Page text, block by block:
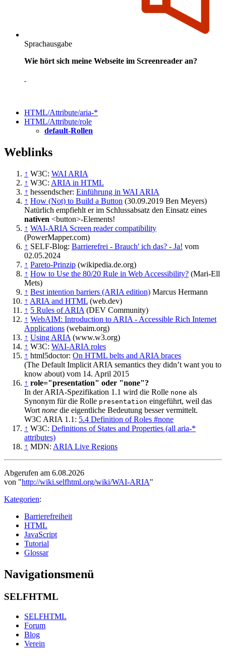
Sprachausgabe
Wie hört sich meine Webseite im Screenreader an?
HTML/Attribute/aria-*
HTML/Attribute/role
default-Rollen
Weblinks
↑ W3C: WAI ARIA
↑ W3C: ARIA in HTML
↑ hessendscher: Einführung in WAI ARIA
↑ How (Not) to Build a Button (30.09.2019 Ben Meyers)
Natürlich empfiehlt er im Schlussabsatz den Einsatz eines
nativen <button>-Elements!
↑ WAI-ARIA Screen reader compatibility
(PowerMapper.com)
↑ SELF-Blog: Barrierefrei - Brauch' ich das? - Ja! vom
02.05.2024
↑ Pareto-Prinzip (wikipedia.de.org)
↑ How to Use the 80/20 Rule in Web Accessibility? (Mari-Ell
Mets)
↑ Best intention barriers (ARIA edition) Marcus Hermann
↑ ARIA and HTML (web.dev)
↑ 5 Rules of ARIA (DEV Community)
↑ WebAIM: Introduction to ARIA - Accessible Rich Internet
Applications (webaim.org)
↑ Using ARIA (www.w3.org)
↑ W3C: WAI-ARIA roles
↑ html5doctor: On HTML belts and ARIA braces
(The Default Implicit ARIA semantics they didn’t want you to
know about) vom 14. April 2015
↑ role="presentation" oder "none"?
In der ARIA-Spezifikation 1.1 wird die Rolle none als
Synonym für die Rolle presentation eingeführt, weil das
Wort none die eigentliche Bedeutung besser vermittelt.
W3C ARIA 1.1: 5.4 Definition of Roles #none
↑ W3C: Definitions of States and Properties (all aria-*
attributes)
↑ MDN: ARIA Live Regions
Abgerufen am 6.08.2026
von "http://wiki.selfhtml.org/wiki/WAI-ARIA"
Kategorien:
Barrierefreiheit
HTML
JavaScript
Tutorial
Glossar
Navigationsmenü
SELFHTML
SELFHTML
Forum
Blog
Verein